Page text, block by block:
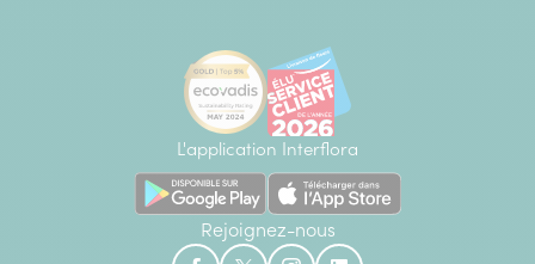
L'application Interflora
Rejoignez-nous